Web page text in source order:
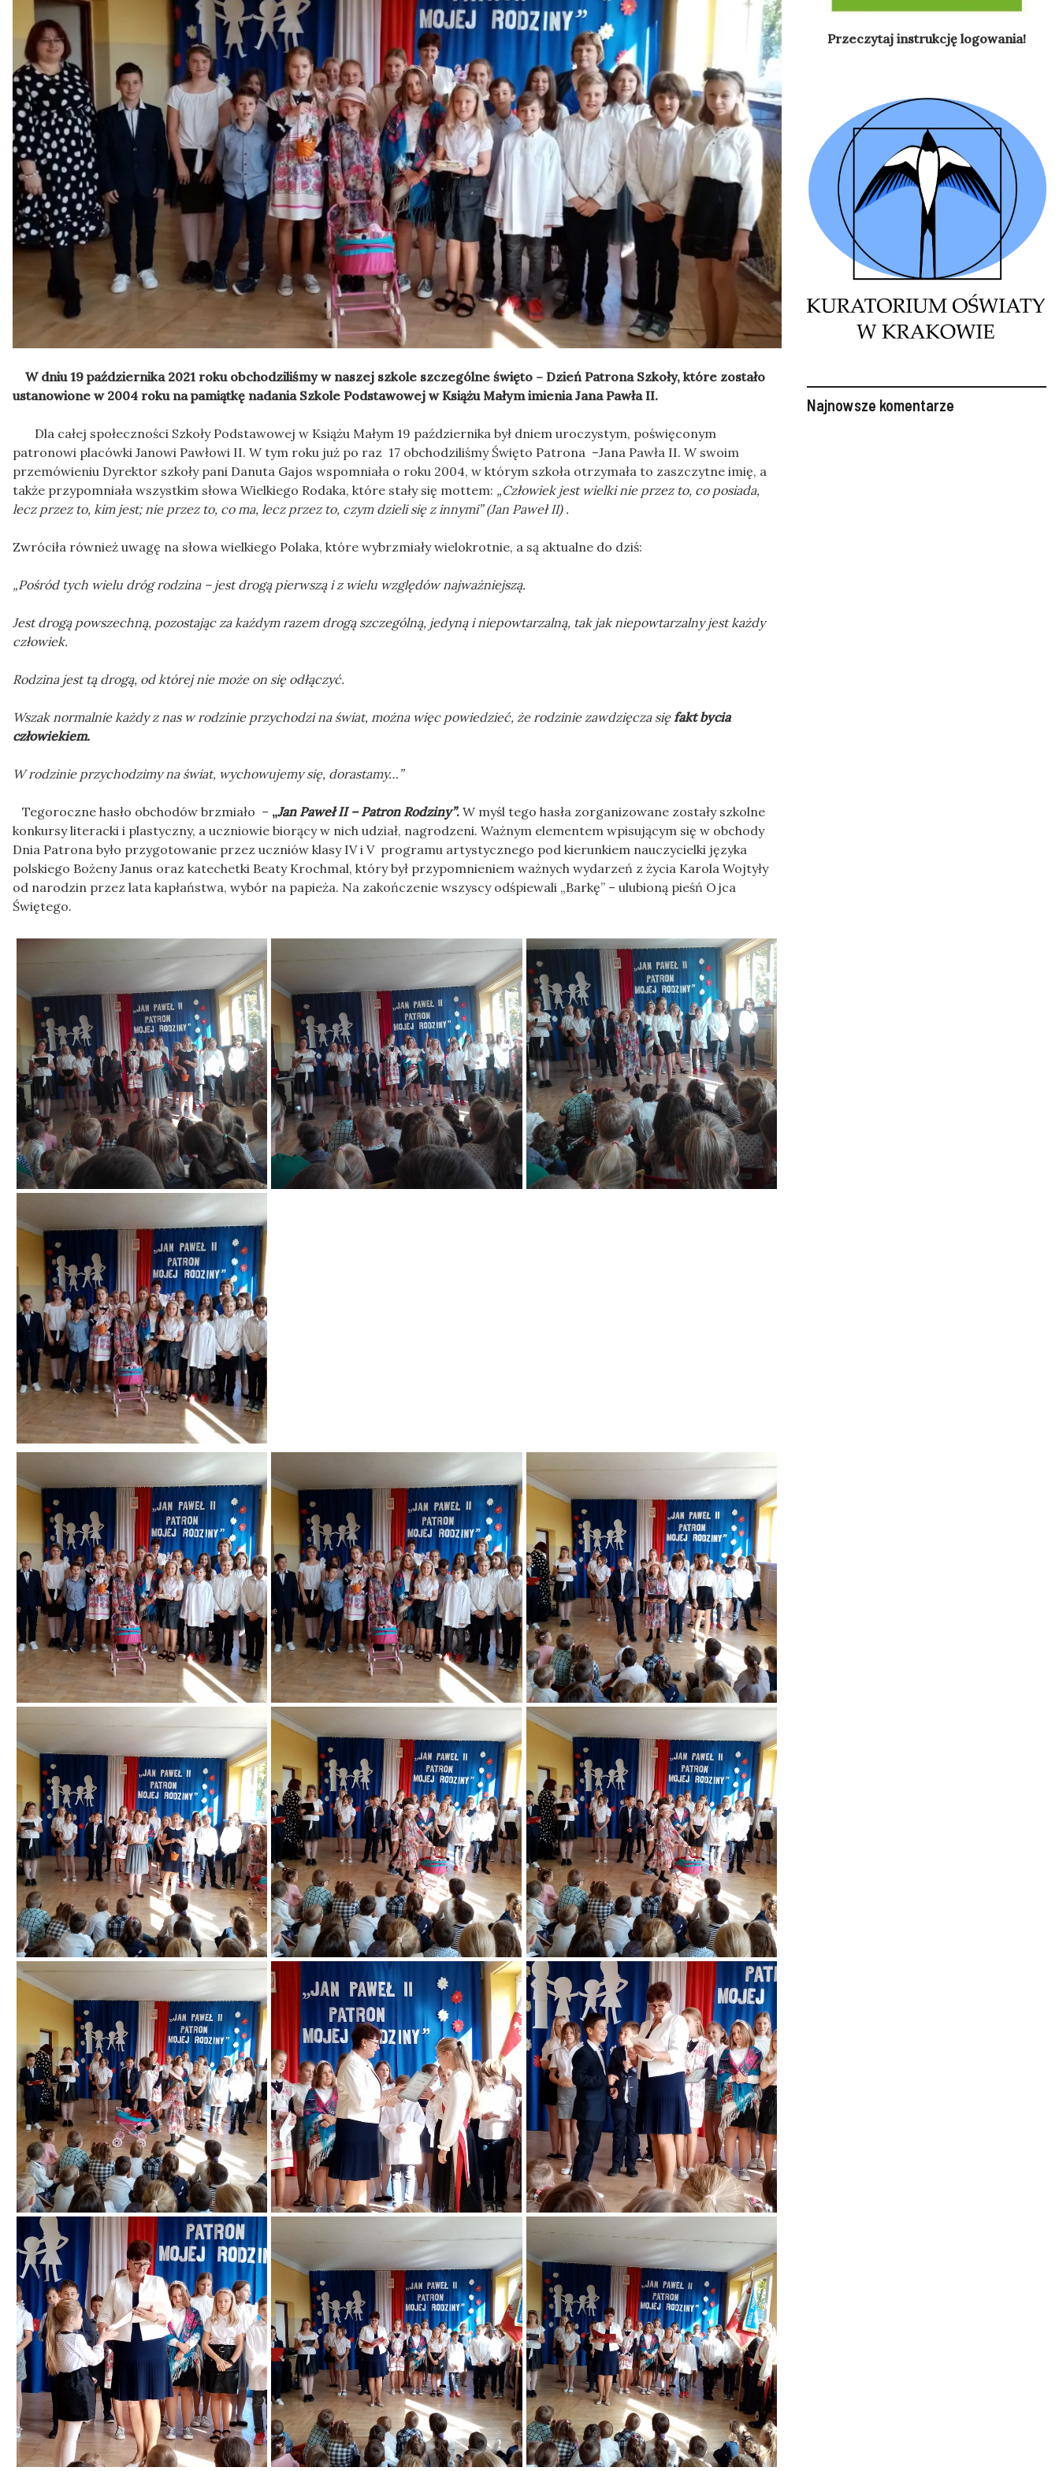
W dniu 19 października 2021 roku obchodziliśmy w naszej szkole szczególne święto – Dzień Patrona Szkoły, które zostało
ustanowione w 2004 roku na pamiątkę nadania Szkole Podstawowej w Książu Małym imienia Jana Pawła II.
Dla całej społeczności Szkoły Podstawowej w Książu Małym 19 października był dniem uroczystym, poświęconym
patronowi placówki Janowi Pawłowi II. W tym roku już po raz 17 obchodziliśmy Święto Patrona –Jana Pawła II. W swoim
przemówieniu Dyrektor szkoły pani Danuta Gajos wspomniała o roku 2004, w którym szkoła otrzymała to zaszczytne imię, a
także przypomniała wszystkim słowa Wielkiego Rodaka, które stały się mottem: „Człowiek jest wielki nie przez to, co posiada,
lecz przez to, kim jest; nie przez to, co ma, lecz przez to, czym dzieli się z innymi” (Jan Paweł II) .
Zwróciła również uwagę na słowa wielkiego Polaka, które wybrzmiały wielokrotnie, a są aktualne do dziś:
„Pośród tych wielu dróg rodzina – jest drogą pierwszą i z wielu względów najważniejszą.
Jest drogą powszechną, pozostając za każdym razem drogą szczególną, jedyną i niepowtarzalną, tak jak niepowtarzalny jest każdy
człowiek.
Rodzina jest tą drogą, od której nie może on się odłączyć.
Wszak normalnie każdy z nas w rodzinie przychodzi na świat, można więc powiedzieć, że rodzinie zawdzięcza sięfakt bycia
człowiekiem.
W rodzinie przychodzimy na świat, wychowujemy się, dorastamy…”
Tegoroczne hasło obchodów brzmiało – „Jan Paweł II – Patron Rodziny”. W myśl tego hasła zorganizowane zostały szkolne
konkursy literacki i plastyczny, a uczniowie biorący w nich udział, nagrodzeni. Ważnym elementem wpisującym się w obchody
Dnia Patrona było przygotowanie przez uczniów klasy IV i V programu artystycznego pod kierunkiem nauczycielki języka
polskiego Bożeny Janus oraz katechetki Beaty Krochmal, który był przypomnieniem ważnych wydarzeń z życia Karola Wojtyły
od narodzin przez lata kapłaństwa, wybór na papieża. Na zakończenie wszyscy odśpiewali „Barkę” – ulubioną pieśń Ojca
Świętego.
Przeczytaj instrukcję logowania!
Najnowsze komentarze